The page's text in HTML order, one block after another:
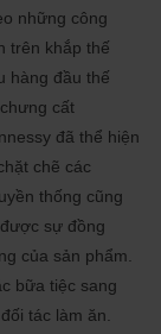
những công
trên khắp thế
hàng đầu thế
cất
đã thể hiện
chẽ các
thống cũng
sự đồng
của sản phẩm.
bữa tiệc sang
tác làm ăn.